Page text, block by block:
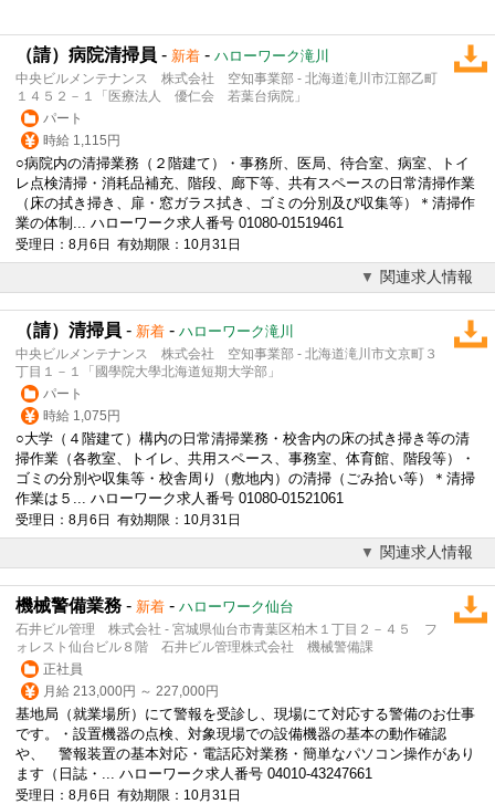
（請）病院清掃員 - 新着 - ハローワーク滝川
中央ビルメンテナンス 株式会社 空知事業部 - 北海道滝川市江部乙町
１４５２－１「医療法人 優仁会 若葉台病院」
パート
時給 1,115円
○病院内の清掃業務（２階建て）・事務所、医局、待合室、病室、トイ
レ点検清掃・消耗品補充、階段、廊下等、共有スペースの日常清掃作業
（床の拭き掃き、扉・窓ガラス拭き、ゴミの分別及び収集等）＊清掃作
業の体制... ハローワーク求人番号 01080-01519461
受理日：8月6日 有効期限：10月31日
関連求人情報
（請）清掃員 - 新着 - ハローワーク滝川
中央ビルメンテナンス 株式会社 空知事業部 - 北海道滝川市文京町３
丁目１－１「國學院大學北海道短期大学部」
パート
時給 1,075円
○大学（４階建て）構内の日常清掃業務・校舎内の床の拭き掃き等の清
掃作業（各教室、トイレ、共用スペース、事務室、体育館、階段等）・
ゴミの分別や収集等・校舎周り（敷地内）の清掃（ごみ拾い等）＊清掃
作業は５... ハローワーク求人番号 01080-01521061
受理日：8月6日 有効期限：10月31日
関連求人情報
機械警備業務 - 新着 - ハローワーク仙台
石井ビル管理 株式会社 - 宮城県仙台市青葉区柏木１丁目２－４５ フ
ォレスト仙台ビル８階 石井ビル管理株式会社 機械警備課
正社員
月給 213,000円 ～ 227,000円
基地局（就業場所）にて警報を受診し、現場にて対応する警備のお仕事
です。・設置機器の点検、対象現場での設備機器の基本の動作確認
や、 警報装置の基本対応・電話応対業務・簡単なパソコン操作があり
ます（日誌・... ハローワーク求人番号 04010-43247661
受理日：8月6日 有効期限：10月31日